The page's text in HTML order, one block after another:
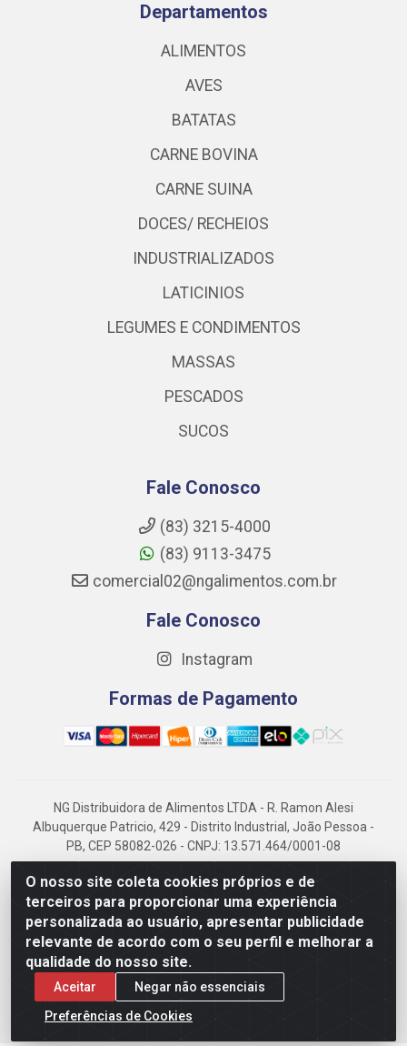
O nosso site coleta cookies próprios e de
terceiros para proporcionar uma experiência
personalizada ao usuário, apresentar publicidade
relevante de acordo com o seu perfil e melhorar a
qualidade do nosso site.
Aceitar
Negar não essenciais
Preferências de Cookies
Departamentos
ALIMENTOS
AVES
BATATAS
CARNE BOVINA
CARNE SUINA
DOCES/ RECHEIOS
INDUSTRIALIZADOS
LATICINIOS
LEGUMES E CONDIMENTOS
MASSAS
PESCADOS
SUCOS
Fale Conosco
(83) 3215-4000
(83) 9113-3475
comercial02@ngalimentos.com.br
Fale Conosco
Instagram
Formas de Pagamento
NG Distribuidora de Alimentos LTDA - R. Ramon Alesi
Albuquerque Patricio, 429 - Distrito Industrial, João Pessoa -
PB, CEP 58082-026 - CNPJ: 13.571.464/0001-08
NG Alimentos, há mais de 14 anos no mercado paraibano, é
referência em frigorificados, destacando-se pela logística
eficiente e excelência.